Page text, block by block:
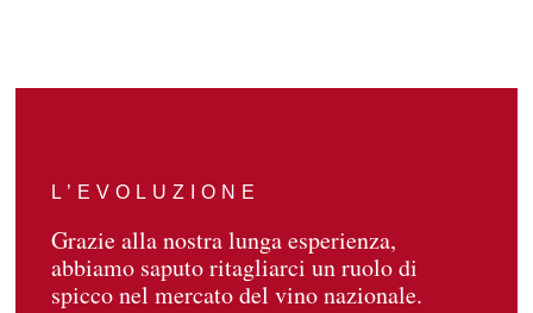
L’EVOLUZIONE
Grazie alla nostra lunga esperienza,
abbiamo saputo ritagliarci un ruolo di
spicco nel mercato del vino nazionale.